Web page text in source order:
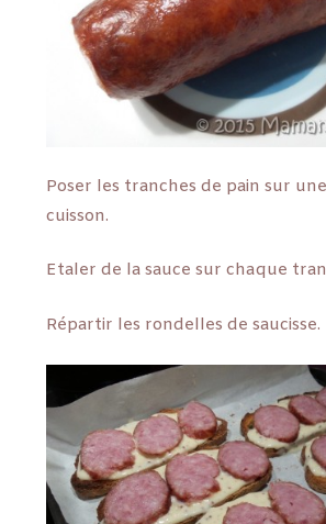
Poser les tranches de pain sur
cuisson.
Etaler de la sauce sur chaque
Répartir les rondelles de saucisse.